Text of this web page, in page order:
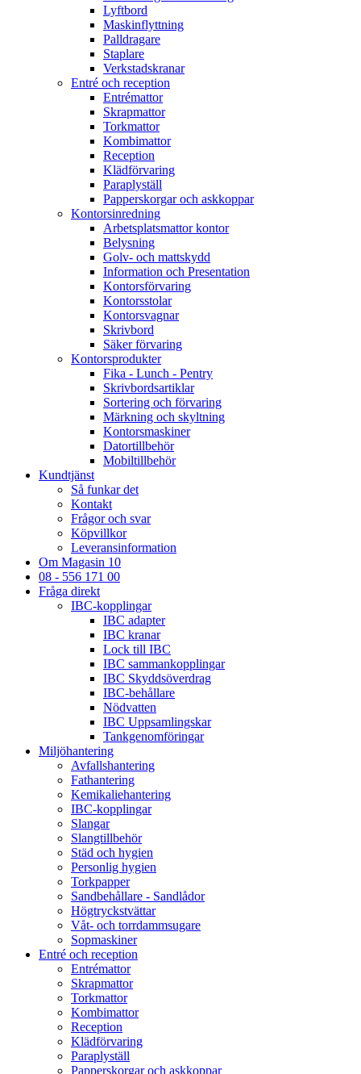
Lyftbord
Maskinflyttning
Palldragare
Staplare
Verkstadskranar
Entré och reception
Entrémattor
Skrapmattor
Torkmattor
Kombimattor
Reception
Klädförvaring
Paraplyställ
Papperskorgar och askkoppar
Kontorsinredning
Arbetsplatsmattor kontor
Belysning
Golv- och mattskydd
Information och Presentation
Kontorsförvaring
Kontorsstolar
Kontorsvagnar
Skrivbord
Säker förvaring
Kontorsprodukter
Fika - Lunch - Pentry
Skrivbordsartiklar
Sortering och förvaring
Märkning och skyltning
Kontorsmaskiner
Datortillbehör
Mobiltillbehör
Kundtjänst
Så funkar det
Kontakt
Frågor och svar
Köpvillkor
Leveransinformation
Om Magasin 10
08 - 556 171 00
Fråga direkt
IBC-kopplingar
IBC adapter
IBC kranar
Lock till IBC
IBC sammankopplingar
IBC Skyddsöverdrag
IBC-behållare
Nödvatten
IBC Uppsamlingskar
Tankgenomföringar
Miljöhantering
Avfallshantering
Fathantering
Kemikaliehantering
IBC-kopplingar
Slangar
Slangtillbehör
Städ och hygien
Personlig hygien
Torkpapper
Sandbehållare - Sandlådor
Högtryckstvättar
Våt- och torrdammsugare
Sopmaskiner
Entré och reception
Entrémattor
Skrapmattor
Torkmattor
Kombimattor
Reception
Klädförvaring
Paraplyställ
Papperskorgar och askkoppar